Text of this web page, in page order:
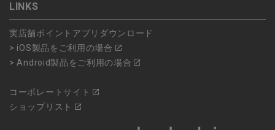
LINKS
実店舗ポイントアプリダウンロード
> iOS製品をご利用の場合
> Android製品をご利用の場合
コーポレートサイト
ショップリスト